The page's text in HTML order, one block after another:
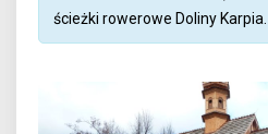
ścieżki rowerowe Doliny Karpia.